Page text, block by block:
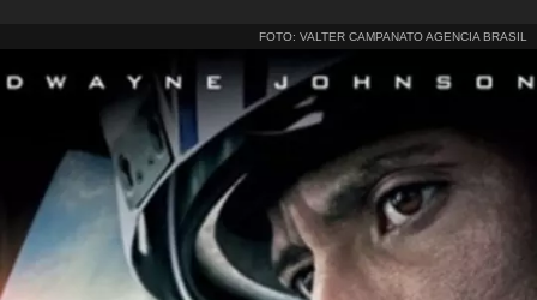
FOTO: VALTER CAMPANATO AGENCIA BRASIL